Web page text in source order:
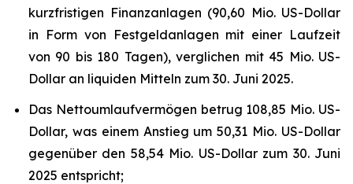
kurzfristigen Finanzanlagen (90,60 Mio. US-Dollar
in Form von Festgeldanlagen mit einer Laufzeit
von 90 bis 180 Tagen), verglichen mit 45 Mio. US-
Dollar an liquiden Mitteln zum 30. Juni 2025.
Das Nettoumlaufvermögen betrug 108,85 Mio. US-
Dollar, was einem Anstieg um 50,31 Mio. US-Dollar
gegenüber den 58,54 Mio. US-Dollar zum 30. Juni
2025 entspricht;